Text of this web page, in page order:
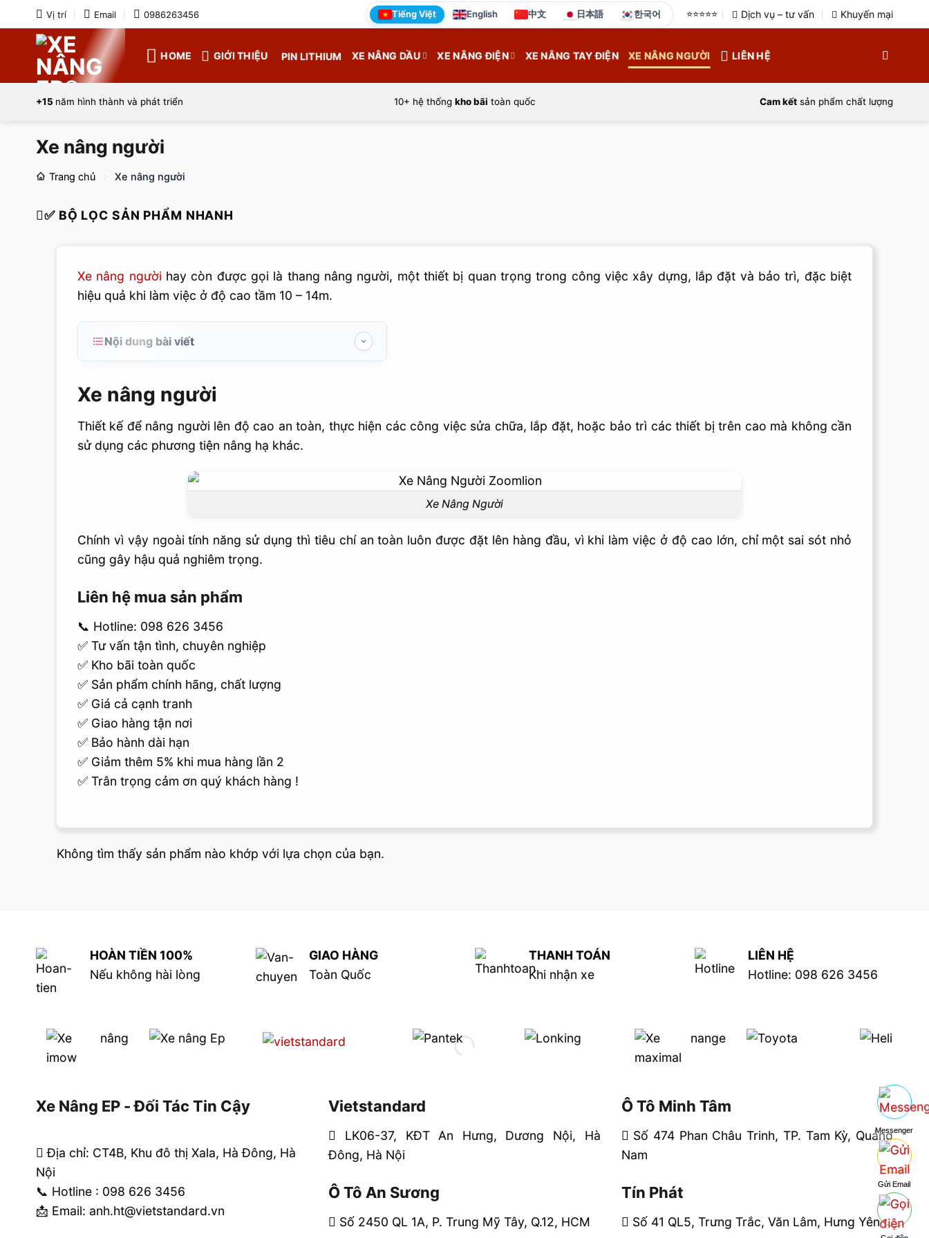
qua
Vị trí Email 0986263456 Tiếng Việt English 中文 日本語 한국어 ⭐️⭐️⭐️⭐️⭐️ Dịch vụ – tư vấn Khuyến mại
HOME GIỚI THIỆU PIN LITHIUM XE NÂNG DẦU XE NÂNG ĐIỆN XE NÂNG TAY ĐIỆN XE NÂNG NGƯỜI LIÊN HỆ
+15 năm hình thành và phát triển 10+ hệ thống kho bãi toàn quốc Cam kết sản phẩm chất lượng
Xe nâng người
Trang chủ Xe nâng người
✅ BỘ LỌC SẢN PHẨM NHANH
Xe nâng người hay còn được gọi là thang nâng người, một thiết bị quan trọng trong công việc xây dựng, lắp đặt và bảo trì, đặc biệt
hiệu quả khi làm việc ở độ cao tầm 10 – 14m.
Nội dung bài viết
Liên hệ mua sản phẩm
Xe nâng người
Thiết kế để nâng người lên độ cao an toàn, thực hiện các công việc sửa chữa, lắp đặt, hoặc bảo trì các thiết bị trên cao mà không cần
sử dụng các phương tiện nâng hạ khác.
Xe Nâng Người
Chính vì vậy ngoài tính năng sử dụng thì tiêu chí an toàn luôn được đặt lên hàng đầu, vì khi làm việc ở độ cao lớn, chỉ một sai sót nhỏ
cũng gây hậu quả nghiêm trọng.
Liên hệ mua sản phẩm
📞 Hotline: 098 626 3456
✅ Tư vấn tận tình, chuyên nghiệp
✅ Kho bãi toàn quốc
✅ Sản phẩm chính hãng, chất lượng
✅ Giá cả cạnh tranh
✅ Giao hàng tận nơi
✅ Bảo hành dài hạn
✅ Giảm thêm 5% khi mua hàng lần 2
✅ Trân trọng cảm ơn quý khách hàng !
Không tìm thấy sản phẩm nào khớp với lựa chọn của bạn.
HOÀN TIỀN 100%
Nếu không hài lòng
GIAO HÀNG
Toàn Quốc
THANH TOÁN
Khi nhận xe
LIÊN HỆ
Hotline: 098 626 3456
Xe Nâng EP - Đối Tác Tin Cậy
Địa chỉ: CT4B, Khu đô thị Xala, Hà Đông, Hà
Nội
📞 Hotline : 098 626 3456
📩 Email: anh.ht@vietstandard.vn
Vietstandard
LK06-37, KĐT An Hưng, Dương Nội, Hà
Đông, Hà Nội
Ô Tô An Sương
Số 2450 QL 1A, P. Trung Mỹ Tây, Q.12, HCM
Ô Tô Minh Tâm
Số 474 Phan Châu Trinh, TP. Tam Kỳ, Quảng
Nam
Tín Phát
Số 41 QL5, Trưng Trắc, Văn Lâm, Hưng Yên
Messenger
Gửi Email